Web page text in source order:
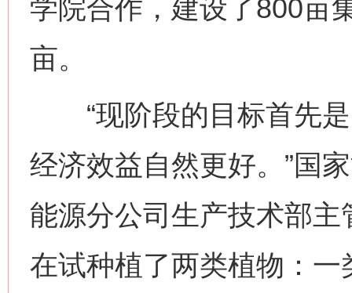
学院合作，建设了800亩
亩。
“现阶段的目标首先是
经济效益自然更好。”国
能源分公司生产技术部
在试种植了两类植物：